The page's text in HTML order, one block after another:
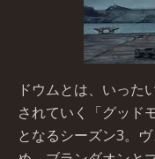
ドウムとは、いった
されていく「グッド
となるシーズン3。